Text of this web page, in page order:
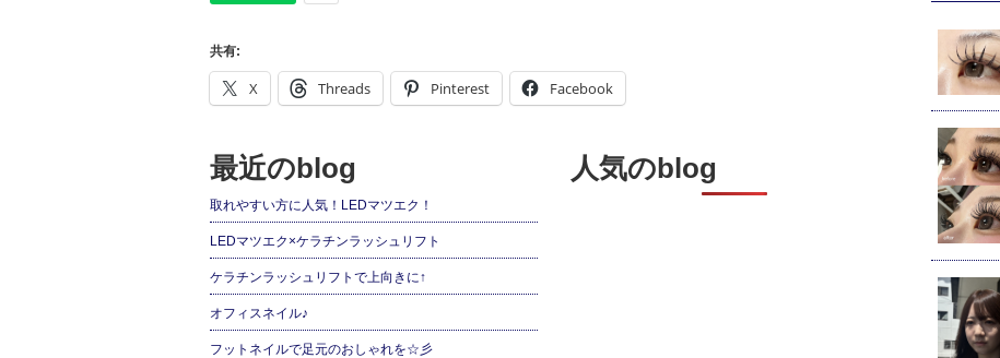
共有:
X Threads Pinterest Facebook
最近のblog
取れやすい方に人気！LEDマツエク！
LEDマツエク×ケラチンラッシュリフト
ケラチンラッシュリフトで上向きに↑
オフィスネイル♪
フットネイルで足元のおしゃれを☆彡
人気のblog